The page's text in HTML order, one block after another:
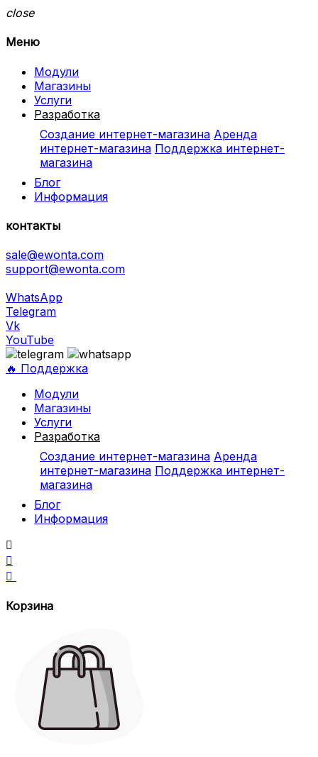
close
Меню
Модули
Магазины
Услуги
Разработка
Создание интернет-магазина Аренда
интернет-магазина Поддержка интернет-
магазина
Блог
Информация
контакты
sale@ewonta.com
support@ewonta.com
WhatsApp
Telegram
Vk
YouTube
🔥 Поддержка
Модули
Магазины
Услуги
Разработка
Создание интернет-магазина Аренда
интернет-магазина Поддержка интернет-
магазина
Блог
Информация



Корзина